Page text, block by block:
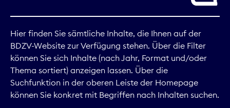
Digitales
Kommunikation
Marktdaten
Hier finden Sie sämtliche Inhalte, die Ihnen auf der
BDZV-Website zur Verfügung stehen. Über die Filter
können Sie sich Inhalte (nach Jahr, Format und/oder
Thema sortiert) anzeigen lassen. Über die
Suchfunktion in der oberen Leiste der Homepage
können Sie konkret mit Begriffen nach Inhalten suchen.